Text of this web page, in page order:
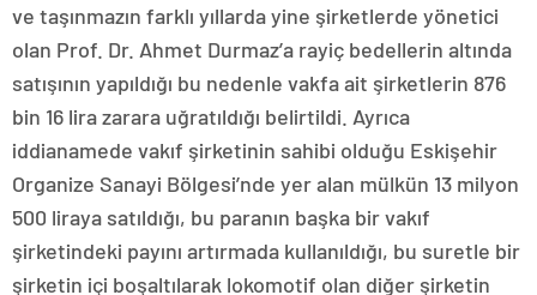
ve taşınmazın farklı yıllarda yine şirketlerde yönetici
olan Prof. Dr. Ahmet Durmaz’a rayiç bedellerin altında
satışının yapıldığı bu nedenle vakfa ait şirketlerin 876
bin 16 lira zarara uğratıldığı belirtildi. Ayrıca
iddianamede vakıf şirketinin sahibi olduğu Eskişehir
Organize Sanayi Bölgesi’nde yer alan mülkün 13 milyon
500 liraya satıldığı, bu paranın başka bir vakıf
şirketindeki payını artırmada kullanıldığı, bu suretle bir
şirketin içi boşaltılarak lokomotif olan diğer şirketin